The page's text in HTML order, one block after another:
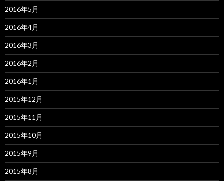
2016年5月
2016年4月
2016年3月
2016年2月
2016年1月
2015年12月
2015年11月
2015年10月
2015年9月
2015年8月